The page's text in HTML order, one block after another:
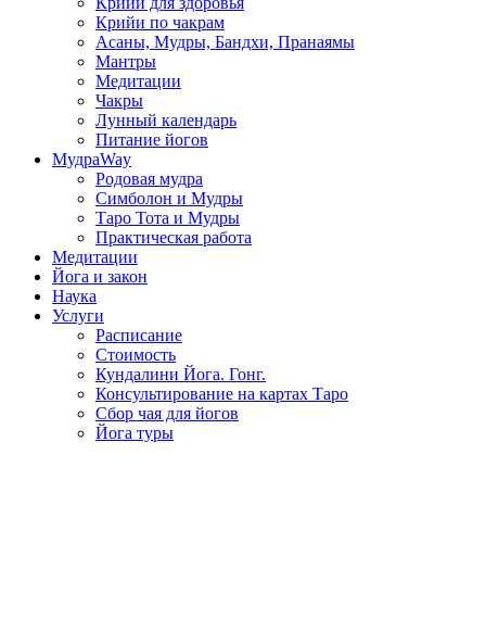
Крийи по чакрам
Асаны, Мудры, Бандхи, Пранаямы
Мантры
Медитации
Чакры
Лунный календарь
Питание йогов
МудраWay
Родовая мудра
Симболон и Мудры
Таро Тота и Мудры
Практическая работа
Медитации
Йога и закон
Наука
Услуги
Расписание
Стоимость
Кундалини Йога. Гонг.
Консультирование на картах Таро
Сбор чая для йогов
Йога туры